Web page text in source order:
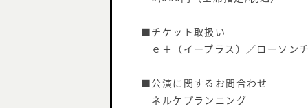
■チケット取扱い
ｅ＋（イープラス）／ローソン
■公演に関するお問合わせ
ネルケプランニング